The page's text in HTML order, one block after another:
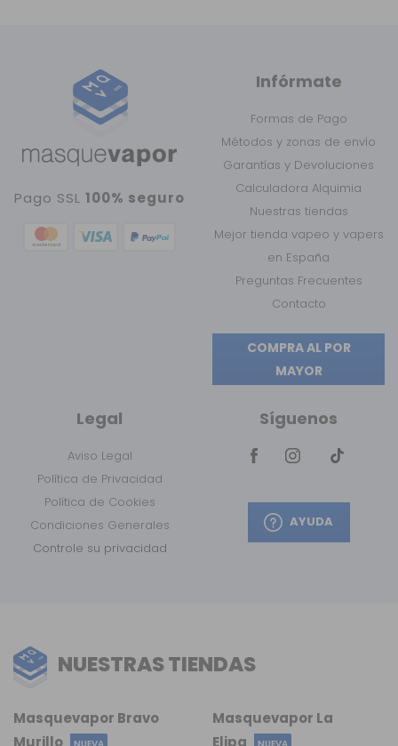
Pago SSL100% seguro
Infórmate
Formas de Pago
Métodos y zonas de envío
Garantías y Devoluciones
Calculadora Alquimia
Nuestras tiendas
Mejor tienda vapeo y vapers
en España
Preguntas Frecuentes
Contacto
COMPRA AL POR
MAYOR
Legal
Aviso Legal
Política de Privacidad
Política de Cookies
Condiciones Generales
Controle su privacidad
Síguenos
AYUDA
NUESTRAS TIENDAS
Masquevapor La
Masquevapor Bravo